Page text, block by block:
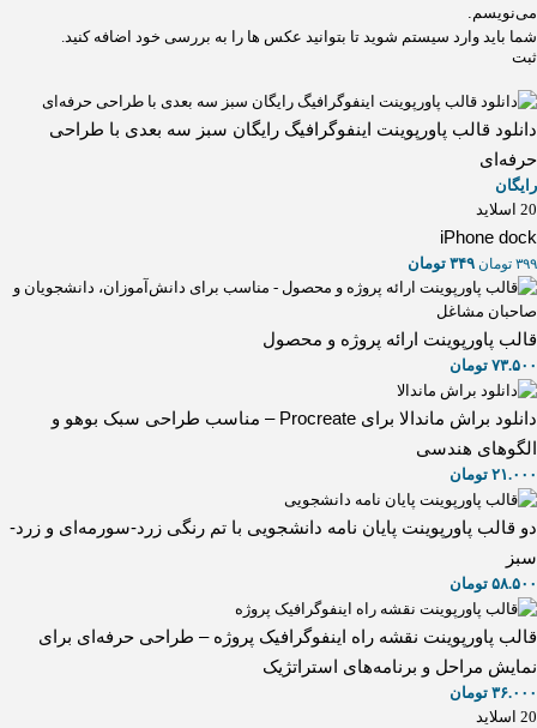
می‌نویسم.
شما باید وارد سیستم شوید تا بتوانید عکس ها را به بررسی خود اضافه کنید.
دانلود قالب پاورپوینت اینفوگرافیگ رایگان سبز سه بعدی با طراحی
حرفه‌ای
رایگان
20 اسلاید
iPhone dock
۳۹۹ تومان ۳۴۹ تومان
قالب پاورپوینت ارائه پروژه و محصول
۷۳.۵۰۰ تومان
دانلود براش ماندالا برای Procreate – مناسب طراحی سبک بوهو و
الگوهای هندسی
۲۱.۰۰۰ تومان
دو قالب پاورپوینت پایان نامه دانشجویی با تم رنگی زرد-سورمه‌ای و زرد-
سبز
۵۸.۵۰۰ تومان
قالب پاورپوینت نقشه راه اینفوگرافیک پروژه – طراحی حرفه‌ای برای
نمایش مراحل و برنامه‌های استراتژیک
۳۶.۰۰۰ تومان
20 اسلاید